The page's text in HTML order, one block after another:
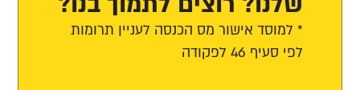
* למוסד אישור מס הכנסה לעניין תרומות
לפי סעיף 46 לפקודה